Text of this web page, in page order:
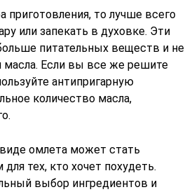
приготовления, то лучше всего
или запекать в духовке. Эти
питательных веществ и не
масла. Если вы все же решите
антипригарную
количество масла,
омлета может стать
тех, кто хочет похудеть.
выбор ингредиентов и